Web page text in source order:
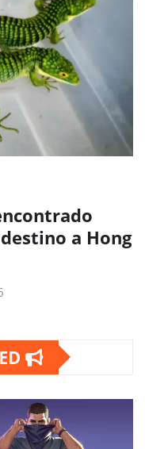
a Hong